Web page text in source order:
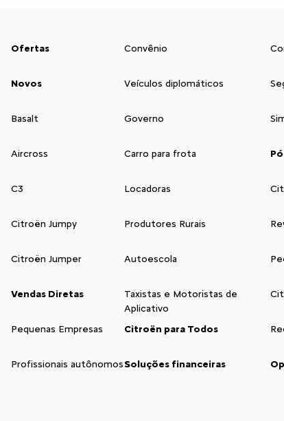
Ofertas
Novos
Basalt
Aircross
C3
Citroën Jumpy
Citroën Jumper
Vendas Diretas
Pequenas Empresas
Profissionais autônomos
Convênio
Veículos diplomáticos
Governo
Carro para frota
Locadoras
Produtores Rurais
Autoescola
Taxistas e Motoristas de
Aplicativo
Citroën para Todos
Soluções financeiras